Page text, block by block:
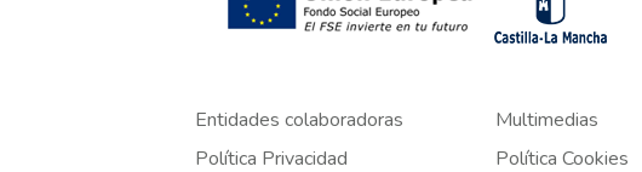
Entidades colaboradoras Multimedias
Política Privacidad
Política Cookies